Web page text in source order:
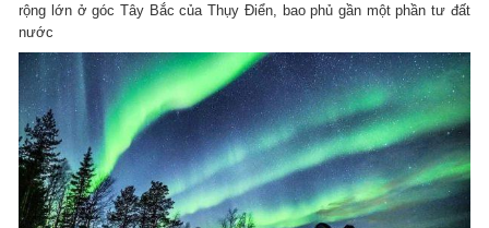
rộng lớn ở góc Tây Bắc của Thụy Điển, bao phủ gần một phần tư đất
nước